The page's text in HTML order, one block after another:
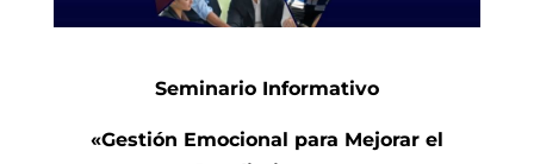
Seminario Informativo
«Gestión Emocional para Mejorar el